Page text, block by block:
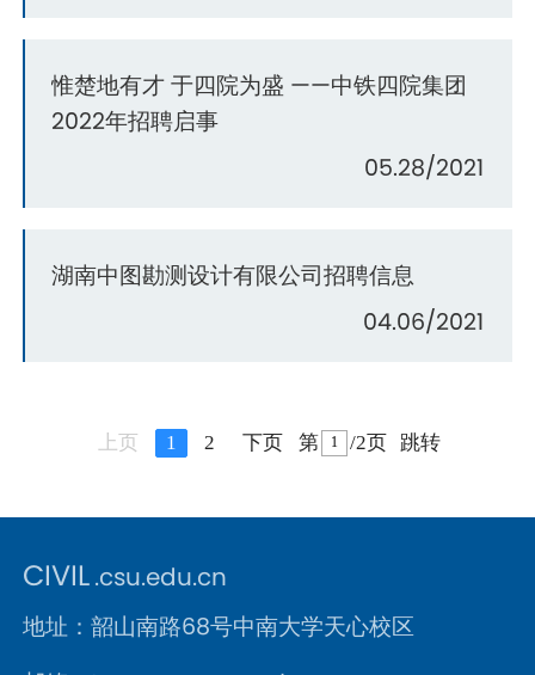
惟楚地有才 于四院为盛 ——中铁四院集团
2022年招聘启事
05.28/2021
湖南中图勘测设计有限公司招聘信息
04.06/2021
上页 1 2 下页 第 /2页 跳转
CIVIL.csu.edu.cn
地址：韶山南路68号中南大学天心校区